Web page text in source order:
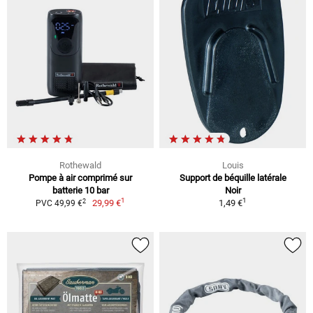
Rothewald
Pompe à air comprimé sur
batterie 10 bar
PVC 49,99 €2 29,99 €1
Louis
Support de béquille latérale
Noir
1,49 €1